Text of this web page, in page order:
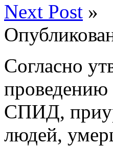
Next Post »
Согласно
СПИД,
людей,